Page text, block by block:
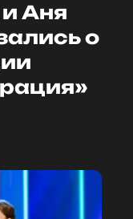
Аня
о